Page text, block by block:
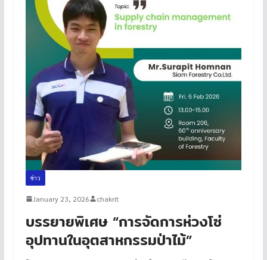
ข่าว
January 23, 2026 chakrit
บรรยายพิเศษ “การจัดการห่วงโซ่
อุปทานในอุตสาหกรรมป่าไม้”